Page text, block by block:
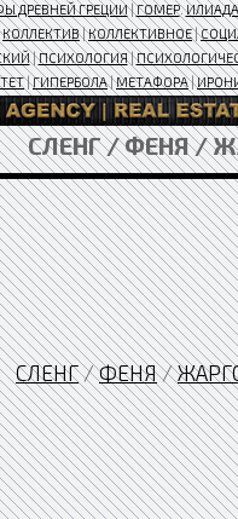
ДРЕВНЕЙ ГРЕЦИИ|ГОМЕР.ИЛИАДА
КОЛЛЕКТИВ|КОЛЛЕКТИВНОЕ|
|ПСИХОЛОГИЯ|
|ГИПЕРБОЛА|МЕТАФОРА|
СЛЕНГ / ФЕНЯ /
СЛЕНГ/ФЕНЯ/